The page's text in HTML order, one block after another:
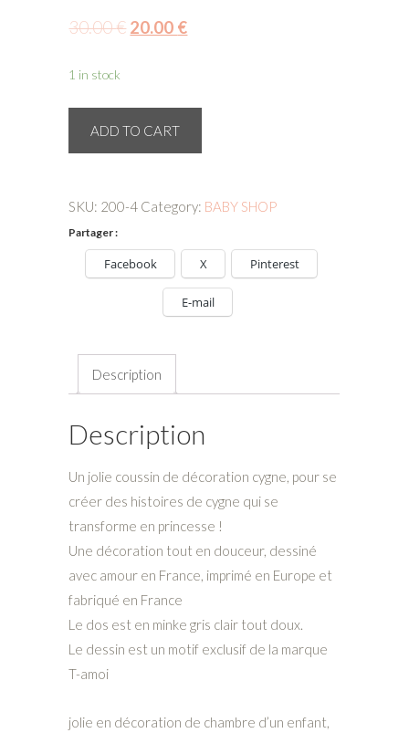
30.00€20.00 €
1 in stock
d'enfant,
cadeau
ADD TO CART
SKU: 200-4 Category: BABY SHOP
Partager :
Facebook X Pinterest
E-mail
Description
Description
Un jolie coussin de décoration cygne, pour se
créer des histoires de cygne qui se
transforme en princesse !
Une décoration tout en douceur, dessiné
avec amour en France, imprimé en Europe et
fabriqué en France
Le dos est en minke gris clair tout doux.
Le dessin est un motif exclusif de la marque
T-amoi
jolie en décoration de chambre d’un enfant,